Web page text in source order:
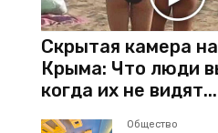
Скрытая камера
Крыма: Что люди
когда их не видят...
Общество